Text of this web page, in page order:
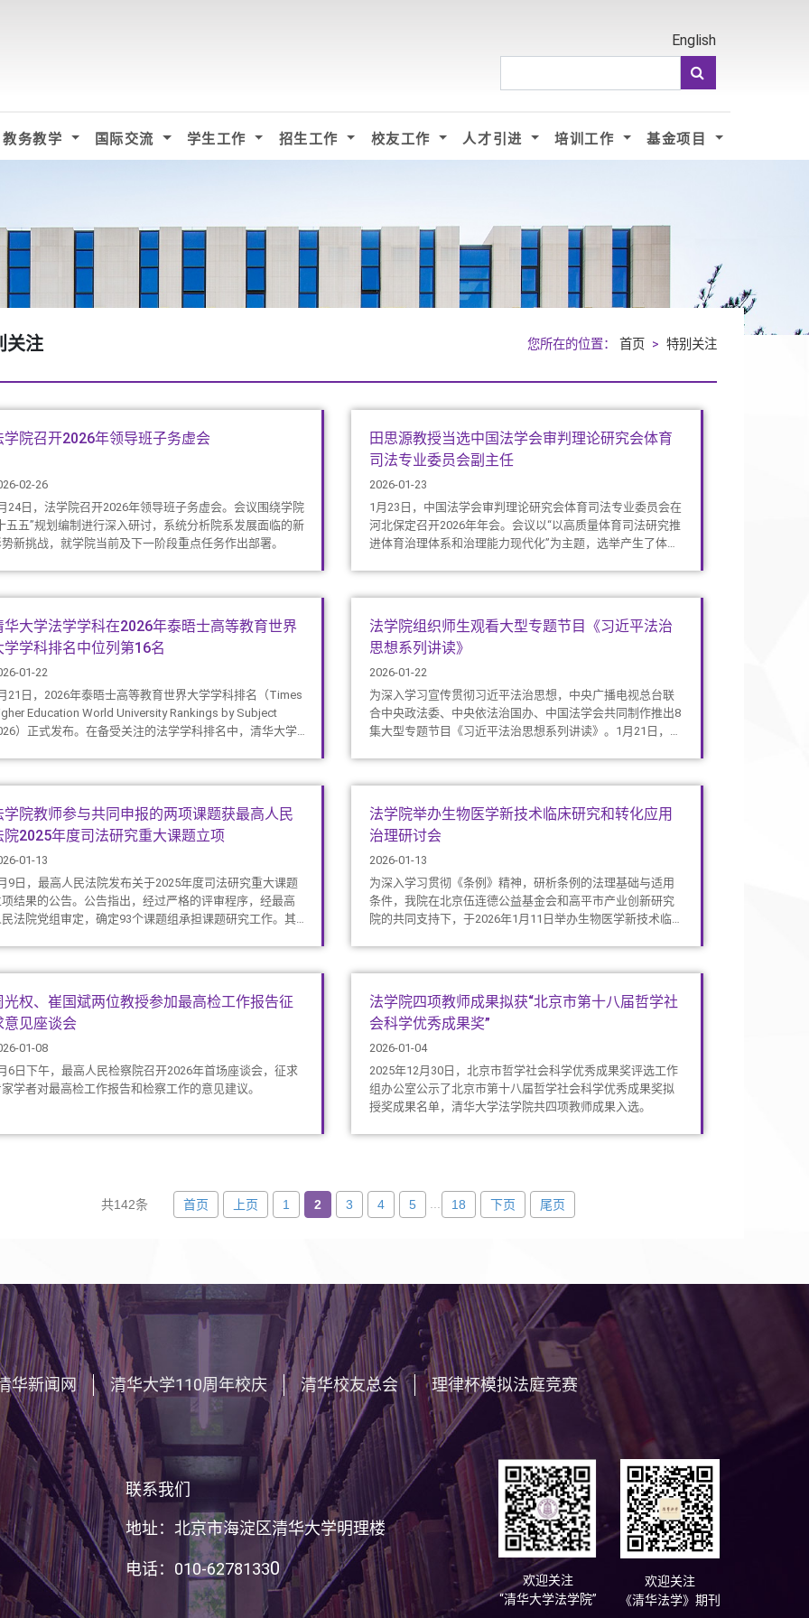
English
教务教学 国际交流 学生工作 招生工作 校友工作 人才引进 培训工作 基金项目
关注 您所在的位置： 首页 > 特别关注
学院召开2026年领导班子务虚会
02-26
24日，法学院召开2026年领导班子务虚会。会议围绕学院
五五”规划编制进行深入研讨，系统分析院系发展面临的新
新挑战，就学院当前及下一阶段重点任务作出部署。
田思源教授当选中国法学会审判理论研究会体育
司法专业委员会副主任
2026-01-23
1月23日，中国法学会审判理论研究会体育司法专业委员会在
河北保定召开2026年年会。会议以“以高质量体育司法研究推
进体育治理体系和治理能力现代化”为主题，选举产生了体育
华大学法学学科在2026年泰晤士高等教育世界
学学科排名中位列第16名
01-22
21日，2026年泰晤士高等教育世界大学学科排名（Times
Education World University Rankings by Subject
）正式发布。在备受关注的法学学科排名中，清华大学
法学院组织师生观看大型专题节目《习近平法治
思想系列讲读》
2026-01-22
为深入学习宣传贯彻习近平法治思想，中央广播电视总台联
合中央政法委、中央依法治国办、中国法学会共同制作推出8
集大型专题节目《习近平法治思想系列讲读》。1月21日，法
机等终端及时观看，学院各教职工党支部和学生党支部也分
学院教师参与共同申报的两项课题获最高人民
院2025年度司法研究重大课题立项
01-13
9日，最高人民法院发布关于2025年度司法研究重大课题
结果的公告。公告指出，经过严格的评审程序，经最高
法院党组审定，确定93个课题组承担课题研究工作。其
法学院举办生物医学新技术临床研究和转化应用
治理研讨会
2026-01-13
为深入学习贯彻《条例》精神，研析条例的法理基础与适用
条件，我院在北京伍连德公益基金会和高平市产业创新研究
院的共同支持下，于2026年1月11日举办生物医学新技术临床
光权、崔国斌两位教授参加最高检工作报告征
意见座谈会
01-08
6日下午，最高人民检察院召开2026年首场座谈会，征求
学者对最高检工作报告和检察工作的意见建议。
法学院四项教师成果拟获“北京市第十八届哲学社
会科学优秀成果奖”
2026-01-04
2025年12月30日，北京市哲学社会科学优秀成果奖评选工作
组办公室公示了北京市第十八届哲学社会科学优秀成果奖拟
授奖成果名单，清华大学法学院共四项教师成果入选。
共142条 首页 上页 1 2 3 4 5 18 下页 尾页
华新闻网 清华大学110周年校庆 清华校友总会 理律杯模拟法庭竞赛
联系我们
地址：北京市海淀区清华大学明理楼
电话：010-62781330
欢迎关注
“清华大学法学院”
欢迎关注
《清华法学》期刊